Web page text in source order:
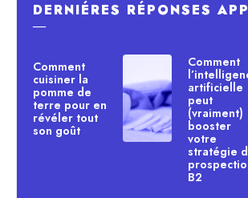
DERNIÉRES RÉPONSES
―
Comment
cuisiner la
pomme de
terre pour en
révéler tout
son goût
Comment
artificielle
peut
(vraiment)
booster
votre
stratégie
B2